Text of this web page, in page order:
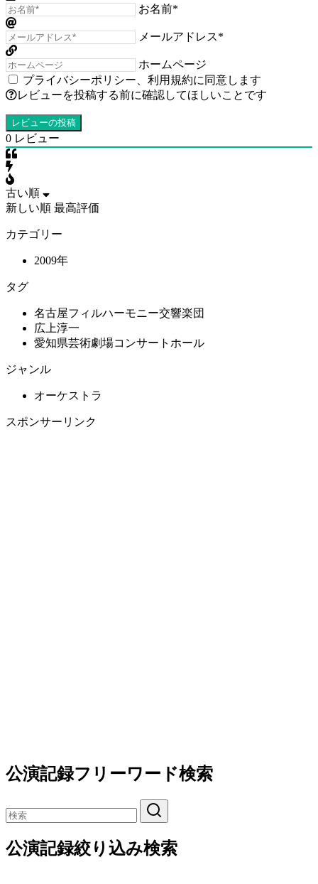
お名前*
メールアドレス*
ホームページ
プライバシーポリシー
利用規約に同意します
レビューを投稿する前に確認してほしいことです
0 レビュー
古い順
新しい順 最高評価
カテゴリー
2009年
タグ
名古屋フィルハーモニー交響楽団
広上淳一
愛知県芸術劇場コンサートホール
ジャンル
オーケストラ
スポンサーリンク
公演記録フリーワード検索
公演記録絞り込み検索